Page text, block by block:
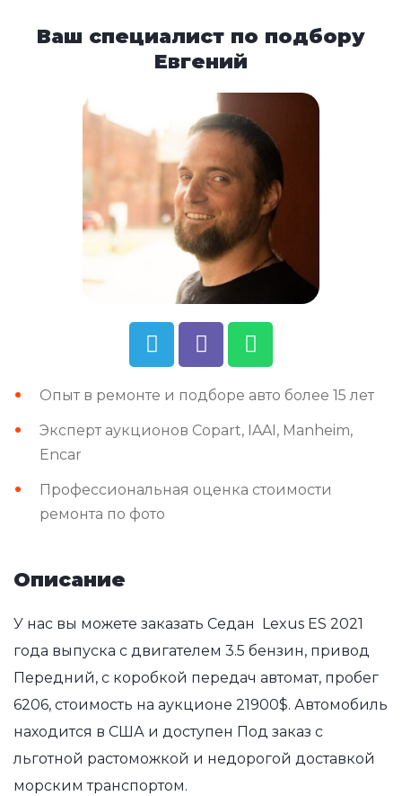
Ваш специалист по подбору
Евгений
Опыт в ремонте и подборе авто более 15 лет
Эксперт аукционов Copart, IAAI, Manheim,
Encar
Профессиональная оценка стоимости
ремонта по фото
Описание
У нас вы можете заказать Седан Lexus ES 2021
года выпуска с двигателем 3.5 бензин, привод
Передний, с коробкой передач автомат, пробег
6206, стоимость на аукционе 21900$. Автомобиль
находится в США и доступен Под заказ с
льготной растоможкой и недорогой доставкой
морским транспортом.